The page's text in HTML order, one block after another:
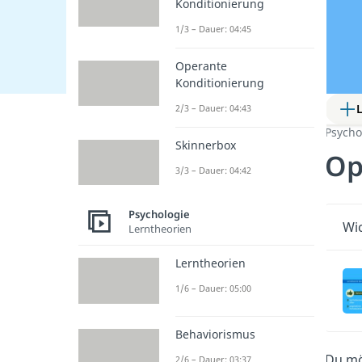
Konditionierung
1/3 – Dauer: 04:45
Operante
Konditionierung
2/3 – Dauer: 04:43
Skinnerbox
3/3 – Dauer: 04:42
Psychologie
Lerntheorien
Lerntheorien
1/6 – Dauer: 05:00
Behaviorismus
2/6 – Dauer: 03:37